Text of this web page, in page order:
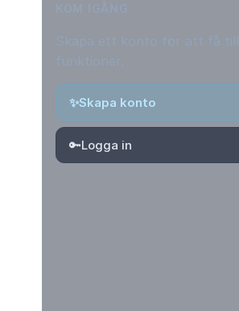
✨Skapa konto
🔑Logga in